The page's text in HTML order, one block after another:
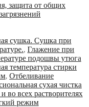
защита от общих
сушка. Сушка при
, Глажение при
подошвы утюга
температура стирки
, Отбеливание
сухая чистка
во всех растворителях
режим